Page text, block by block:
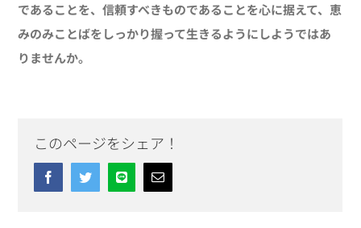
であることを、信頼すべきものであることを心に据えて、恵
みのみことばをしっかり握って生きるようにしようではあ
りませんか。
このページをシェア！
FacebookTwitterLine Email